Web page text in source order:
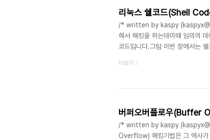
리눅스 쉘코드(Shell
/* written by kaspy
해서 해킹을 하는데이때 임의의
코드입니다.그럼 이번 장에서는
순한 execve() 함수로 작성을 해
execve("/bin/
더보기
버퍼오버플로우(Buffer
/* written by kaspy
Overflow) 해킹기법은 그 역사가